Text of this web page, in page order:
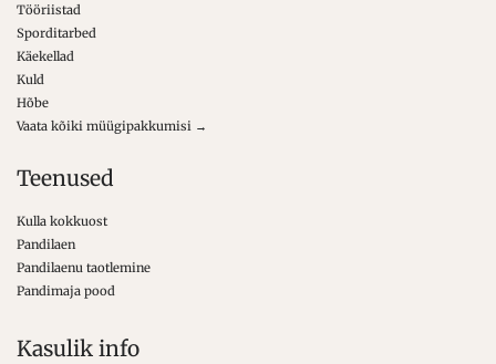
Tööriistad
Sporditarbed
Käekellad
Kuld
Hõbe
Vaata kõiki müügipakkumisi →
Teenused
Kulla kokkuost
Pandilaen
Pandilaenu taotlemine
Pandimaja pood
Kasulik info